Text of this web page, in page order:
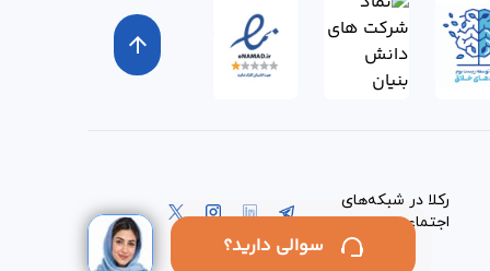
سوالی دارید؟
arrow_upward
رکلا در شبکه‌های
اجتماعی: